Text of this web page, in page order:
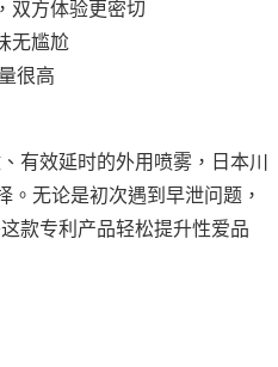
双方体验更密切
无尴尬
很高
有效延时的外用喷雾，日本川
。无论是初次遇到早泄问题，
款专利产品轻松提升性爱品